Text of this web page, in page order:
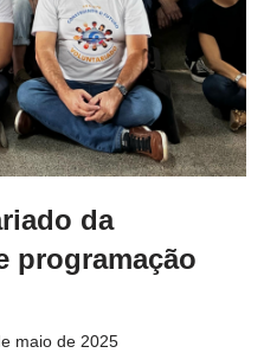
da
programação
maio de 2025